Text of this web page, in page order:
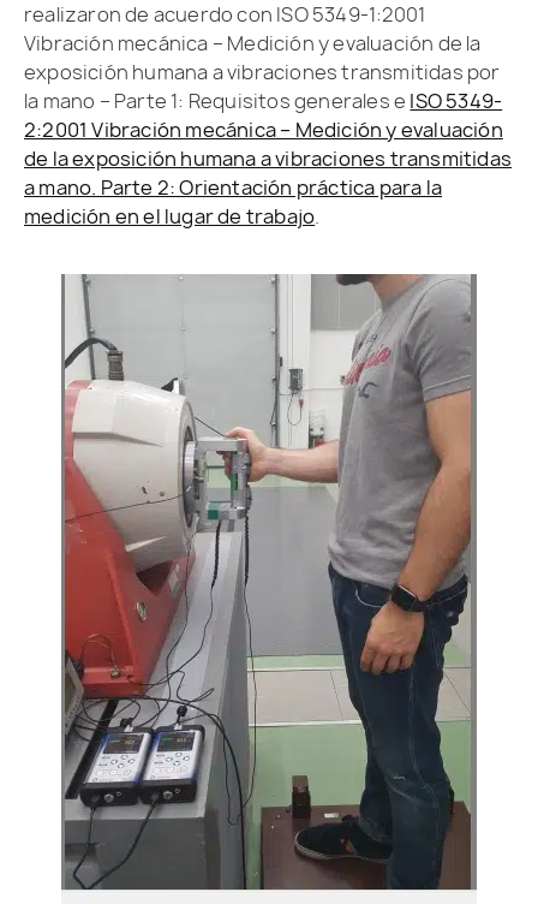
realizaron de acuerdo con ISO 5349-1:2001
Vibración mecánica – Medición y evaluación de la
exposición humana a vibraciones transmitidas por
la mano – Parte 1: Requisitos generales e ISO 5349-
2:2001 Vibración mecánica – Medición y evaluación
de la exposición humana a vibraciones transmitidas
a mano. Parte 2: Orientación práctica para la
medición en el lugar de trabajo.